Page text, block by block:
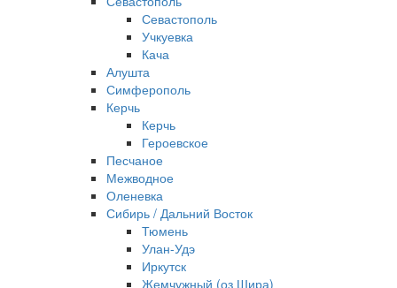
Севастополь
Учкуевка
Кача
Алушта
Симферополь
Керчь
Керчь
Героевское
Песчаное
Межводное
Оленевка
Сибирь / Дальний Восток
Тюмень
Улан-Удэ
Иркутск
Жемчужный (оз Шира)